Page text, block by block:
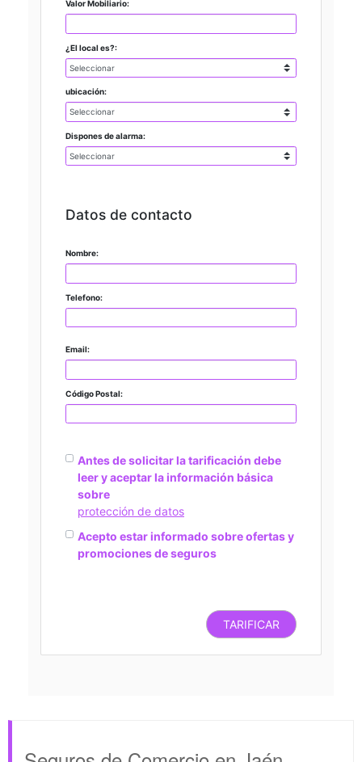
Valor Mobiliario:
¿El local es?:
ubicación:
Dispones de alarma:
Datos de contacto
Nombre:
Telefono:
Email:
Código Postal:
Antes de solicitar la tarificación debe
leer y aceptar la información básica
sobre
protección de datos
Acepto estar informado sobre ofertas y
promociones de seguros
TARIFICAR